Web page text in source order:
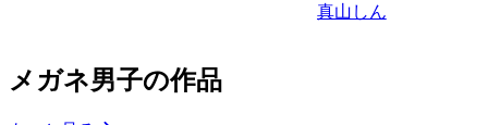
真山しん
メガネ男子の作品